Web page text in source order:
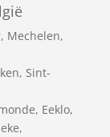
, Mechelen,
, Sint-
, Eeklo,
,